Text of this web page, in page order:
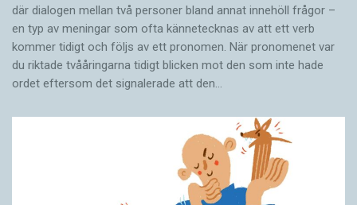
där dialogen mellan två personer bland annat innehöll frågor –
en typ av meningar som ofta kännetecknas av att ett verb
kommer tidigt och följs av ett pronomen. När pronomenet var
du riktade tvååringarna tidigt blicken mot den som inte hade
ordet eftersom det ­signalerade att den…